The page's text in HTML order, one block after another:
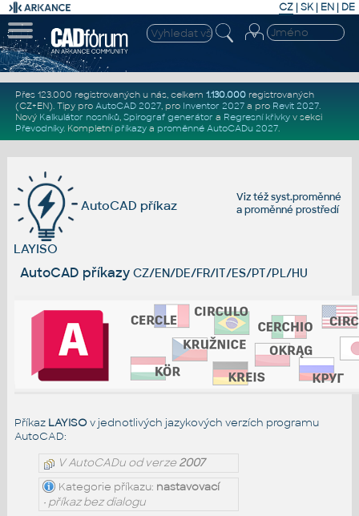
CZ | SK| EN | DE
Přes 123.000 registrovaných u nás, celkem 1.130.000registrovaných
(CZ+EN). Tipy pro AutoCAD 2027, pro Inventor 2027a pro Revit 2027.
Nový Kalkulátor nosníků, Spirograf generátor a Regresní křivkyv sekci
Převodníky. Kompletní příkazya proměnné AutoCADu 2027.
Viz téžsyst.proměnné
aproměnné prostředí
AutoCAD příkaz
LAYISO
AutoCAD příkazy CZ/EN/DE/FR/IT/ES/PT/PL/HU
Příkaz LAYISOv jednotlivých jazykových verzích programu
AutoCAD:
V AutoCADu od verze2007
Kategorie příkazu: nastavovací
• příkaz bez dialogu